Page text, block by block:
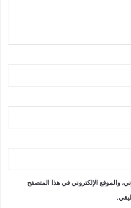
والموقع الإلكتروني في هذا المتصفح